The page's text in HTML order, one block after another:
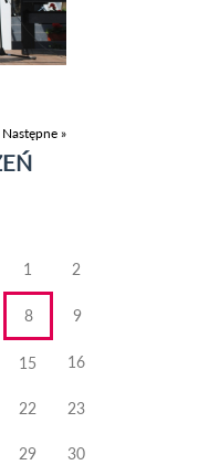
Następne »
1 2
8 9
15 16
22 23
29 30